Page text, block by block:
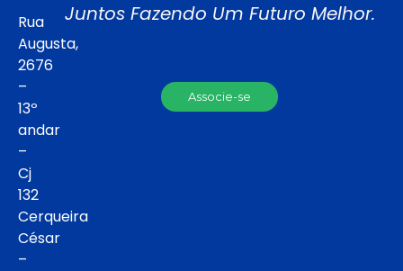
Rua
Augusta,
2676
–
13º
andar
–
Cj
132
Cerqueira
César
–
Juntos Fazendo Um Futuro Melhor.
Associe-se